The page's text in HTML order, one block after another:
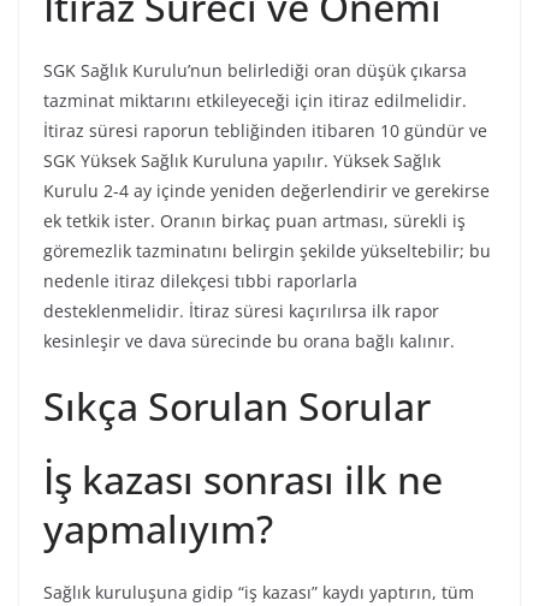
SGK Sağlık Kurulu’nun belirlediği oran düşük çıkarsa
tazminat miktarını etkileyeceği için itiraz edilmelidir.
İtiraz süresi raporun tebliğinden itibaren 10 gündür ve
SGK Yüksek Sağlık Kuruluna yapılır. Yüksek Sağlık
Kurulu 2-4 ay içinde yeniden değerlendirir ve gerekirse
ek tetkik ister. Oranın birkaç puan artması, sürekli iş
göremezlik tazminatını belirgin şekilde yükseltebilir; bu
nedenle itiraz dilekçesi tıbbi raporlarla
desteklenmelidir. İtiraz süresi kaçırılırsa ilk rapor
kesinleşir ve dava sürecinde bu orana bağlı kalınır.
Sıkça Sorulan Sorular
İş kazası sonrası ilk ne
yapmalıyım?
Sağlık kuruluşuna gidip “iş kazası” kaydı yaptırın, tüm